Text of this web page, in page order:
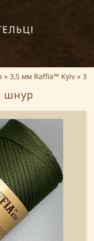
3,5 мм Raffia™ Kyiv
шнур